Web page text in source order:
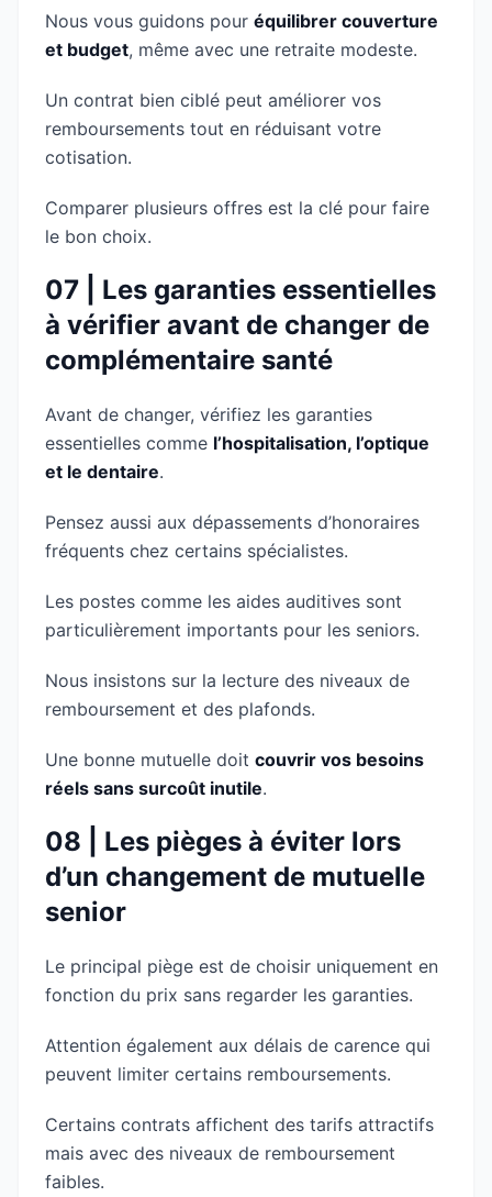
Nous vous guidons pour équilibrer couverture
et budget, même avec une retraite modeste.
Un contrat bien ciblé peut améliorer vos
remboursements tout en réduisant votre
cotisation.
Comparer plusieurs offres est la clé pour faire
le bon choix.
07 | Les garanties essentielles
à vérifier avant de changer de
complémentaire santé
Avant de changer, vérifiez les garanties
essentielles comme l’hospitalisation, l’optique
et le dentaire.
Pensez aussi aux dépassements d’honoraires
fréquents chez certains spécialistes.
Les postes comme les aides auditives sont
particulièrement importants pour les seniors.
Nous insistons sur la lecture des niveaux de
remboursement et des plafonds.
Une bonne mutuelle doit couvrir vos besoins
réels sans surcoût inutile.
08 | Les pièges à éviter lors
d’un changement de mutuelle
senior
Le principal piège est de choisir uniquement en
fonction du prix sans regarder les garanties.
Attention également aux délais de carence qui
peuvent limiter certains remboursements.
Certains contrats affichent des tarifs attractifs
mais avec des niveaux de remboursement
faibles.